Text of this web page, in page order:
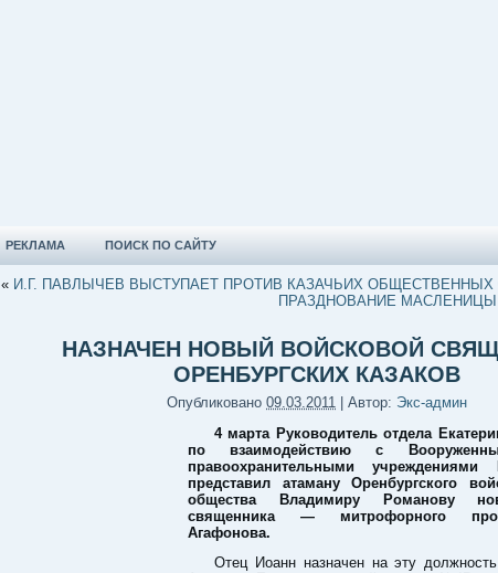
РЕКЛАМА ПОИСК ПО САЙТУ
« И.Г. ПАВЛЫЧЕВ ВЫСТУПАЕТ ПРОТИВ КАЗАЧЬИХ ОБЩЕСТВЕННЫХ
ПРАЗДНОВАНИЕ
НАЗНАЧЕН НОВЫЙ ВОЙСКОВОЙ
ОРЕНБУРГСКИХ КАЗАКОВ
Опубликовано 09.03.2011 Автор: Экс-админ
4 марта Руководитель отдела
по взаимодействию с
правоохранительными
представил атаману Оренбургского
общества Владимиру Романову
священника — митрофорного
Агафонова.
Отец Иоанн назначен на эту